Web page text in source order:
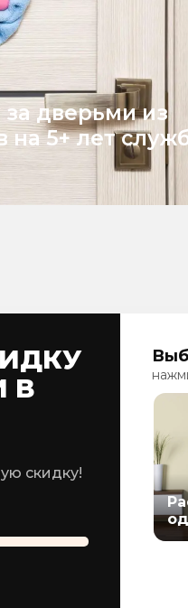
дверьми из
на 5+ лет
В
скидку!